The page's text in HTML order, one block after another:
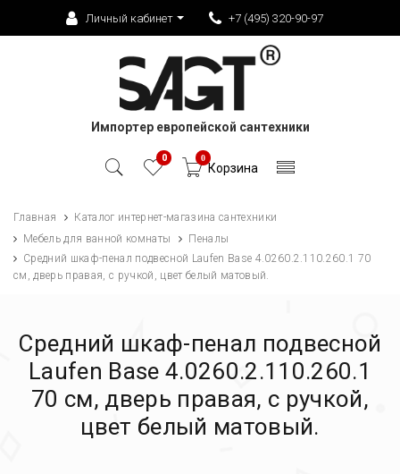
Личный кабинет +7 (495) 320-90-97
Импортер европейской сантехники
0 0
Корзина
Главная
Каталог интернет-магазина сантехники
Мебель для ванной комнаты
Пеналы
Средний шкаф-пенал подвесной Laufen Base 4.0260.2.110.260.1 70
см, дверь правая, с ручкой, цвет белый матовый.
Средний шкаф-пенал подвесной
Laufen Base 4.0260.2.110.260.1
70 см, дверь правая, с ручкой,
цвет белый матовый.